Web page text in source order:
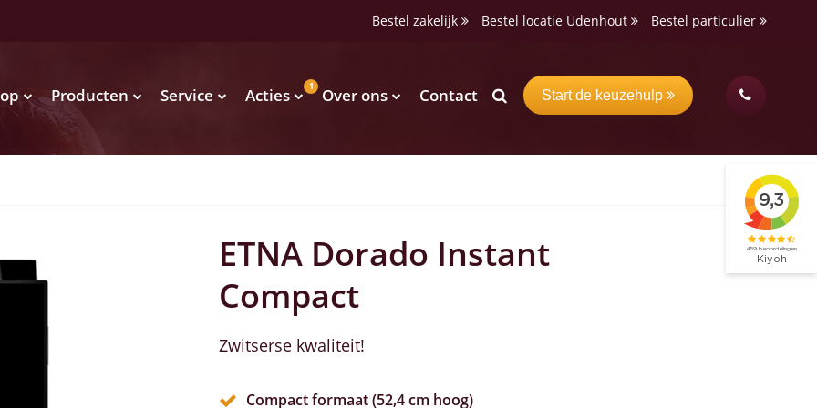
Bestel zakelijk Bestel locatie Udenhout Bestel particulier
1
Waterkoelers
Producten Service Acties Over ons Contact Start de keuzehulp
ETNA Dorado Instant
Compact
Zwitserse kwaliteit!
Compact formaat (52,4 cm hoog)